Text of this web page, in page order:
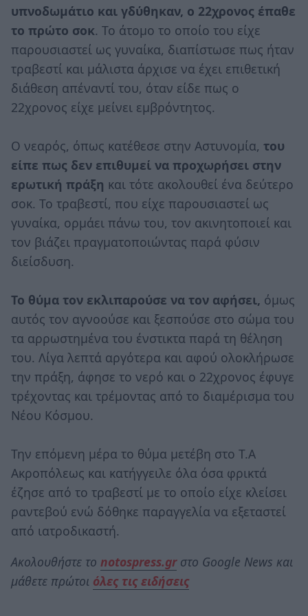
υπνοδωμάτιο και γδύθηκαν, ο 22χρονος έπαθε
το πρώτο σοκ. Το άτομο το οποίο του είχε
παρουσιαστεί ως γυναίκα, διαπίστωσε πως ήταν
τραβεστί και μάλιστα άρχισε να έχει επιθετική
διάθεση απέναντί του, όταν είδε πως ο
22χρονος είχε μείνει εμβρόντητος.
Ο νεαρός, όπως κατέθεσε στην Αστυνομία, του
είπε πως δεν επιθυμεί να προχωρήσει στην
ερωτική πράξη και τότε ακολουθεί ένα δεύτερο
σοκ. Το τραβεστί, που είχε παρουσιαστεί ως
γυναίκα, ορμάει πάνω του, τον ακινητοποιεί και
τον βιάζει πραγματοποιώντας παρά φύσιν
διείσδυση.
Το θύμα τον εκλιπαρούσε να τον αφήσει, όμως
αυτός τον αγνοούσε και ξεσπούσε στο σώμα του
τα αρρωστημένα του ένστικτα παρά τη θέληση
του. Λίγα λεπτά αργότερα και αφού ολοκλήρωσε
την πράξη, άφησε το νερό και ο 22χρονος έφυγε
τρέχοντας και τρέμοντας από το διαμέρισμα του
Νέου Κόσμου.
Την επόμενη μέρα το θύμα μετέβη στο Τ.Α
Ακροπόλεως και κατήγγειλε όλα όσα φρικτά
έζησε από το τραβεστί με το οποίο είχε κλείσει
ραντεβού ενώ δόθηκε παραγγελία να εξεταστεί
από ιατροδικαστή.
Ακολουθήστε το notospress.grστο Google News και
μάθετε πρώτοι όλες τις ειδήσεις